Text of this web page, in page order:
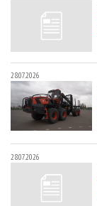
28.07.2026
28.07.2026